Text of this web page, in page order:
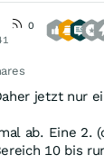
0
jetzt nur
ab. Eine 2.
10 bis